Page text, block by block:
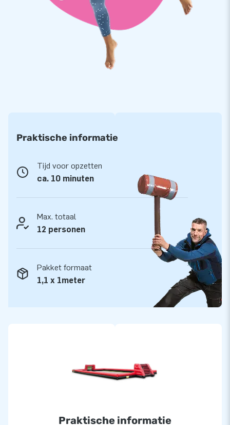
Koop deze unieke voetbalboarding en bezorg jouw klanten de
dag van hun leven!
Wereldwijd favoriet bij meer dan 15.000 klanten
JB laat al meer dan 15 jaar mensen wereldwijd een gat in de
Praktische informatie
Tijd voor opzetten
ca. 10 minuten
Max. totaal
12 personen
Pakket formaat
1,1 x 1meter
Praktische informatie